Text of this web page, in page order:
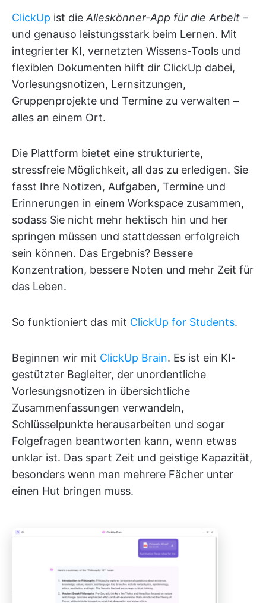
ClickUp ist die Alleskönner-App für die Arbeit –
und genauso leistungsstark beim Lernen. Mit
integrierter KI, vernetzten Wissens-Tools und
flexiblen Dokumenten hilft dir ClickUp dabei,
Vorlesungsnotizen, Lernsitzungen,
Gruppenprojekte und Termine zu verwalten –
alles an einem Ort.
Die Plattform bietet eine strukturierte,
stressfreie Möglichkeit, all das zu erledigen. Sie
fasst Ihre Notizen, Aufgaben, Termine und
Erinnerungen in einem Workspace zusammen,
sodass Sie nicht mehr hektisch hin und her
springen müssen und stattdessen erfolgreich
sein können. Das Ergebnis? Bessere
Konzentration, bessere Noten und mehr Zeit für
das Leben.
So funktioniert das mit ClickUp for Students.
Beginnen wir mit ClickUp Brain. Es ist ein KI-
gestützter Begleiter, der unordentliche
Vorlesungsnotizen in übersichtliche
Zusammenfassungen verwandeln,
Schlüsselpunkte herausarbeiten und sogar
Folgefragen beantworten kann, wenn etwas
unklar ist. Das spart Zeit und geistige Kapazität,
besonders wenn man mehrere Fächer unter
einen Hut bringen muss.